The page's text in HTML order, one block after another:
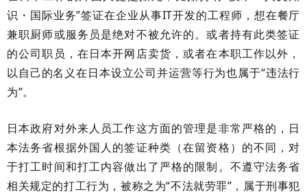
识・国际业务”签证在企业从事IT开发的工程师，想在餐厅
兼职厨师或服务员是绝对不被允许的。或者持有此类签证
的公司职员，在日本开网店卖货，或者在本职工作以外，
以自己的名义在日本设立公司并运营等行为也属于“违法行
为”。
日本政府对外来人员工作这方面的管理是非常严格的，日
本法务省根据外国人的签证种类（在留资格）的不同，对
于打工时间和打工内容做出了严格的限制。不遵守法务省
相关规定的打工行为，被称之为“不法就劳罪”，属于刑事犯